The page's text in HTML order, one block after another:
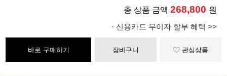
총 상품 금액 268,800 원
· 신용카드 무이자 할부 혜택 >>
바로 구매하기 장바구니 관심상품